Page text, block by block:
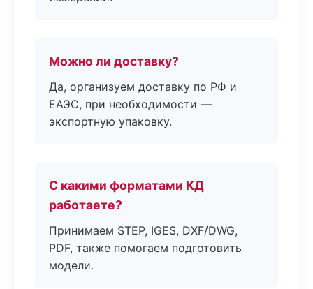
Можно ли доставку?
Да, организуем доставку по РФ и
ЕАЭС, при необходимости —
экспортную упаковку.
С какими форматами КД
работаете?
Принимаем STEP, IGES, DXF/DWG,
PDF, также помогаем подготовить
модели.